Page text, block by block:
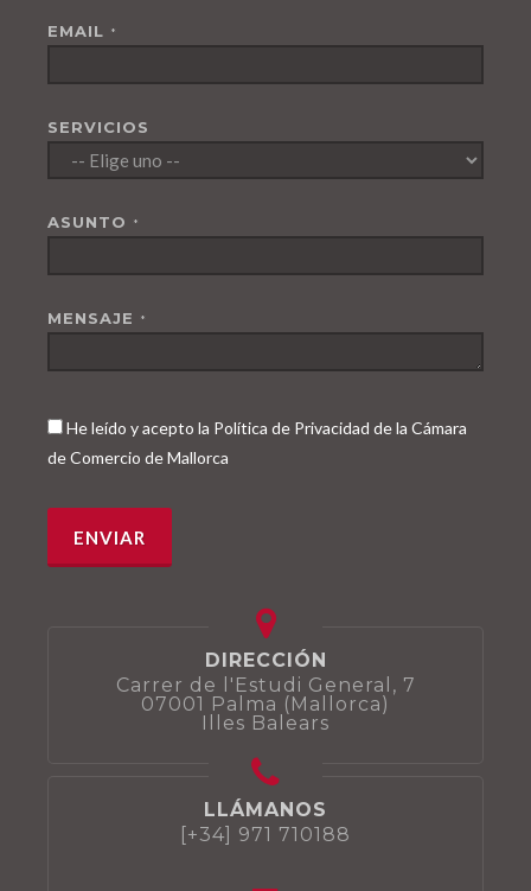
EMAIL *
SERVICIOS
ASUNTO *
MENSAJE *
He leído y acepto la Política de Privacidad de la Cámara
de Comercio de Mallorca
DIRECCIÓN
Carrer de l'Estudi General, 7
07001 Palma (Mallorca)
Illes Balears
LLÁMANOS
[+34] 971 710188